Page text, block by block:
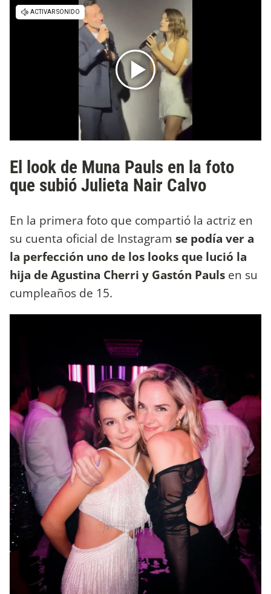
El look de Muna Pauls en la foto
que subió Julieta Nair Calvo
En la primera foto que compartió la actriz en
su cuenta oficial de Instagram se podía ver a
la perfección uno de los looks que lució la
hija de Agustina Cherri y Gastón Pauls en su
cumpleaños de 15.